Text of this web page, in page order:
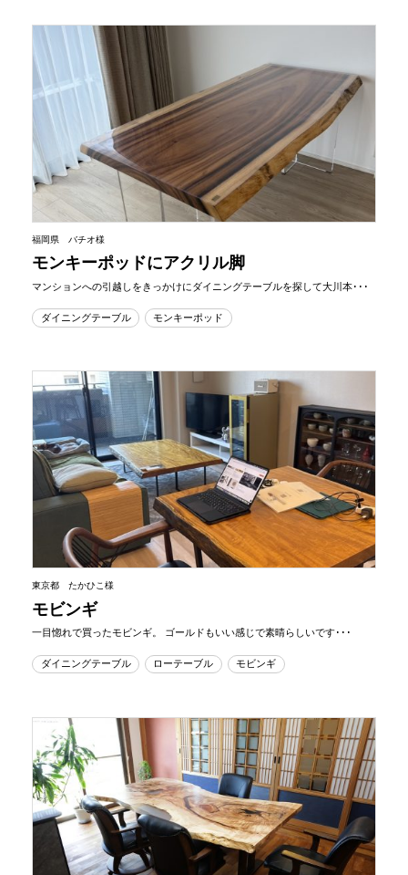
福岡県 バチオ様
モンキーポッドにアクリル脚
マンションへの引越しをきっかけにダイニングテーブルを探して大川本･･･
ダイニングテーブル モンキーポッド
東京都 たかひこ様
モビンギ
一目惚れで買ったモビンギ。 ゴールドもいい感じで素晴らしいです･･･
ダイニングテーブル ローテーブル モビンギ